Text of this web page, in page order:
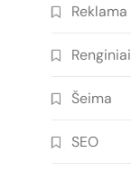
Reklama
Renginiai
Šeima
SEO